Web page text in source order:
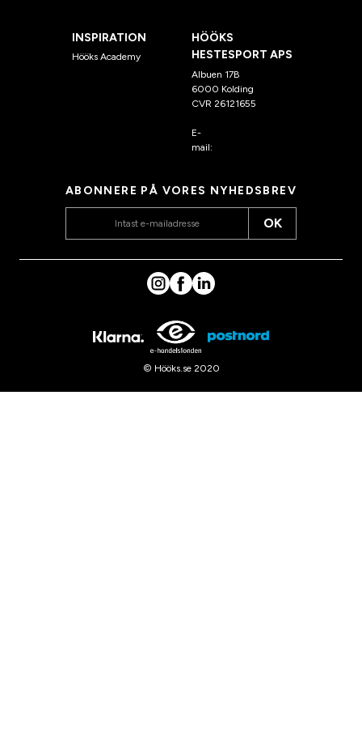
INSPIRATION
Hööks Academy
HÖÖKS
HESTESPORT APS
Albuen 17B
6000 Kolding
CVR 26121655
E-
mail:
ABONNERE PÅ VORES NYHEDSBREV
OK
© Hööks.se 2020